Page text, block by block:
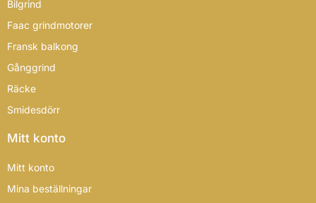
Bilgrind
Faac grindmotorer
Fransk balkong
Gånggrind
Räcke
Smidesdörr
Mitt konto
Mitt konto
Mina beställningar